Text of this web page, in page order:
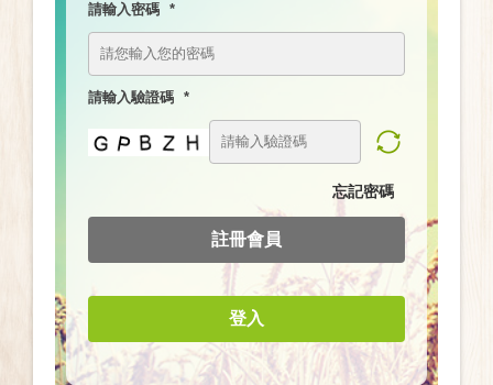
請輸入密碼
請輸入驗證碼
忘記密碼
註冊會員
登入